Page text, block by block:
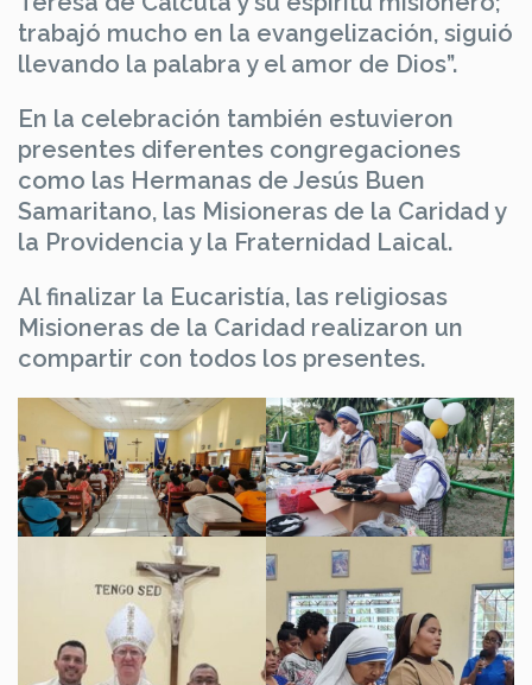
trabajó mucho en la evangelización, siguió
llevando la palabra y el amor de Dios”.
En la celebración también estuvieron
presentes diferentes congregaciones
como las Hermanas de Jesús Buen
Samaritano, las Misioneras de la Caridad y
la Providencia y la Fraternidad Laical.
Al finalizar la Eucaristía, las religiosas
Misioneras de la Caridad realizaron un
compartir con todos los presentes.